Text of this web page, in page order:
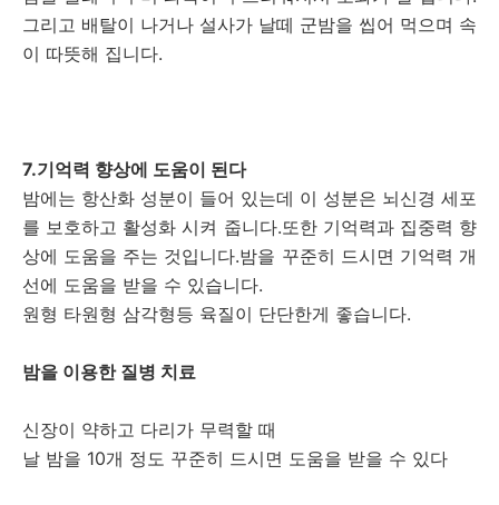
그리고 배탈이 나거나 설사가 날떼 군밤을 씹어 먹으며 속
이 따뜻해 집니다.
7.기억력 향상에 도움이 된다
밤에는 항산화 성분이 들어 있는데 이 성분은 뇌신경 세포
를 보호하고 활성화 시켜 줍니다.또한 기억력과 집중력 향
상에 도움을 주는 것입니다.밤을 꾸준히 드시면 기억력 개
선에 도움을 받을 수 있습니다.
원형 타원형 삼각형등 육질이 단단한게 좋습니다.
밤을 이용한 질병 치료
신장이 약하고 다리가 무력할 때
날 밤을 10개 정도 꾸준히 드시면 도움을 받을 수 있다